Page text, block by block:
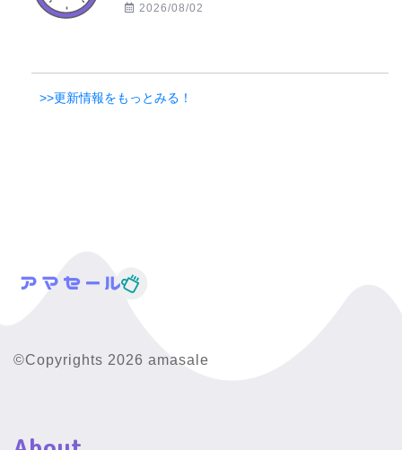
2026/08/02
>>更新情報をもっとみる！
©Copyrights 2026 amasale